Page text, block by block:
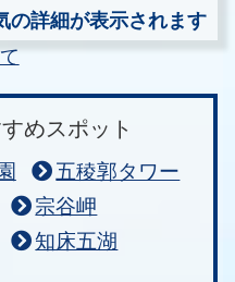
の詳細が表示されます
めスポット
五稜郭タワー
宗谷岬
知床五湖